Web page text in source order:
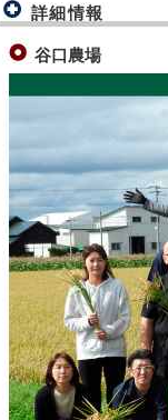
詳細情報
谷口農場